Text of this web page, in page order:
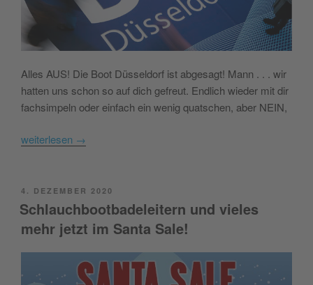
Alles AUS! Die Boot Düsseldorf ist abgesagt! Mann . . . wir
hatten uns schon so auf dich gefreut. Endlich wieder mit dir
fachsimpeln oder einfach ein wenig quatschen, aber NEIN,
weiterlesen →
POSTED
ON
4. DEZEMBER 2020
Schlauchbootbadeleitern und vieles
mehr jetzt im Santa Sale!